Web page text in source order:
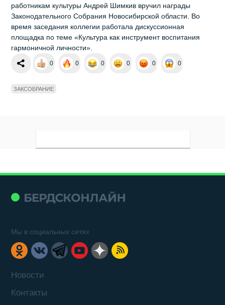
работникам культуры Андрей Шимкив вручил награды
Законодательного Собрания Новосибирской области. Во
время заседания коллегии работала дискуссионная
площадка по теме «Культура как инструмент воспитания
гармоничной личности».
0 0 0 0 0 0
ЗАКСОБРАНИЕ
Новости
Контакты
Мы в социальных сетях